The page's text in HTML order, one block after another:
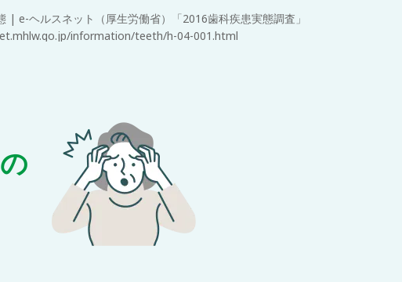
| e-ヘルスネット（厚⽣労働省）「2016歯科疾患実態調査」
information/teeth/h-04-001.html